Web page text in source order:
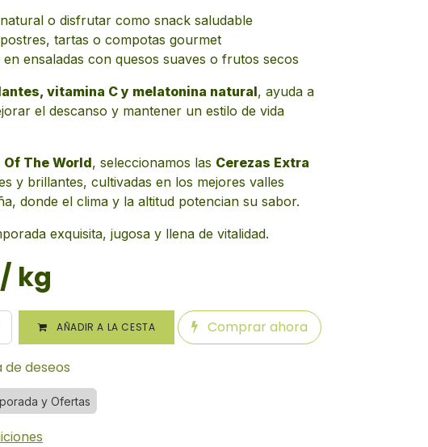
o disfrutar como snack saludable
tartas o compotas gourmet
en ensaladas con quesos suaves o frutos secos
vitamina C y melatonina natural, ayuda a
el descanso y mantener un estilo de vida
The World, seleccionamos las Cerezas Extra
y brillantes, cultivadas en los mejores valles
donde el clima y la altitud potencian su sabor.
exquisita, jugosa y llena de vitalidad.
/ kg
AÑADIR A LA CESTA Comprar ahora
de deseos
y Ofertas